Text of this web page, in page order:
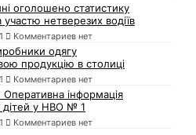
оголошено статистику
нетверезих водіїв
Комментариев нет
одягу
продукцію в столиці
Комментариев нет
інформація
дітей у НВО № 1
Комментариев нет